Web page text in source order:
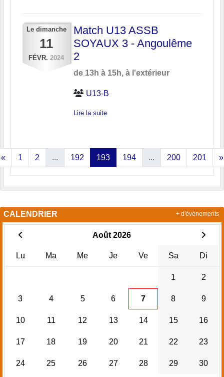
Le dimanche
11
FÉVR. 2024
Match U13 ASSB
SOYAUX 3 - Angoulême
2
de 13h à 15h, à l'extérieur
U13-B
Lire la suite
« 1 2 ... 192 193 194 ... 200 201 »
CALENDRIER
Août 2026
Lu Ma Me Je Ve Sa Di
1 2
3 4 5 6 7 8 9
10 11 12 13 14 15 16
17 18 19 20 21 22 23
24 25 26 27 28 29 30
+ d'évènements